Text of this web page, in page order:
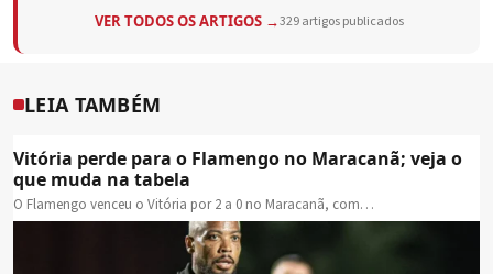
VER TODOS OS ARTIGOS →329 artigos publicados
LEIA TAMBÉM
Vitória perde para o Flamengo no Maracanã; veja o
que muda na tabela
O Flamengo venceu o Vitória por 2 a 0 no Maracanã, com…